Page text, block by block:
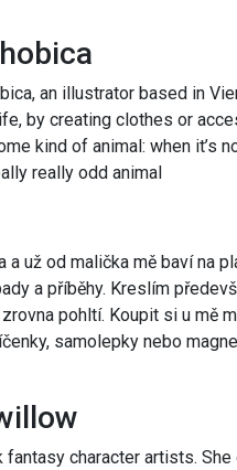
an illustrator based in
by creating clothes or
kind of animal: when it’s
really odd animal
a už od malička mě baví na
a příběhy. Kreslím
pohltí. Koupit si u mě
samolepky nebo
character artists.